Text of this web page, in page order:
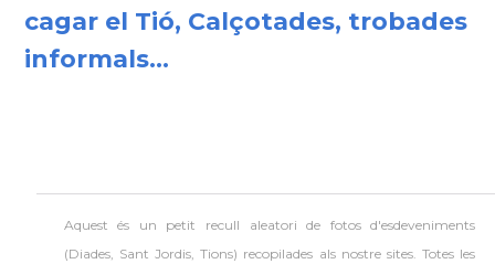
cagar el Tió, Calçotades, trobades
informals...
Aquest és un petit recull aleatori de fotos d'esdeveniments
(Diades, Sant Jordis, Tions) recopilades als nostre sites. Totes les